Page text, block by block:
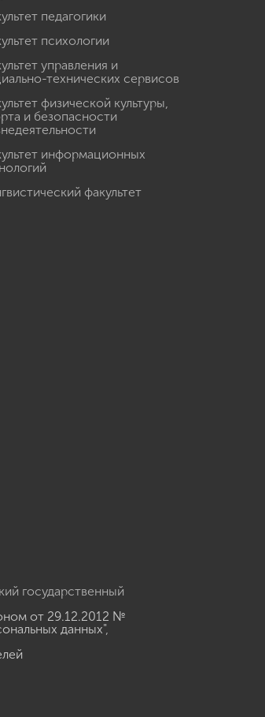
педагогики
психологии
управления и
технических сервисов
физической культуры,
и безопасности
информационных
факультет
государственный
от 29.12.2012 №
данных",